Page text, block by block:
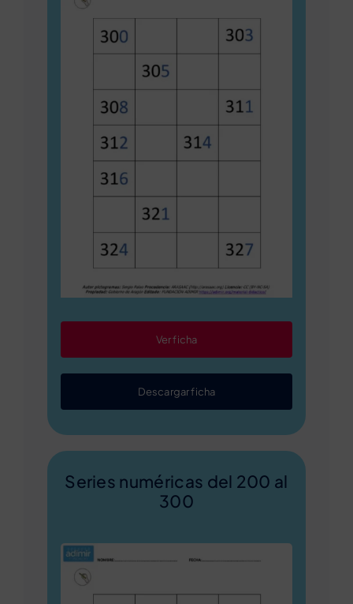
Ver ficha
Descargar ficha
Series numéricas del 200 al
300